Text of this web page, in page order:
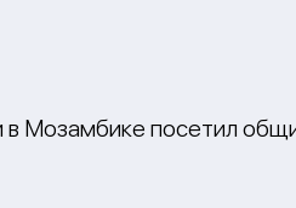
Мозамбике посетил